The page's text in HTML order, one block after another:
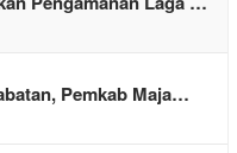
Pemkab Maja…